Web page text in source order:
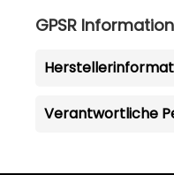
GPSR Information
Verantwortliche